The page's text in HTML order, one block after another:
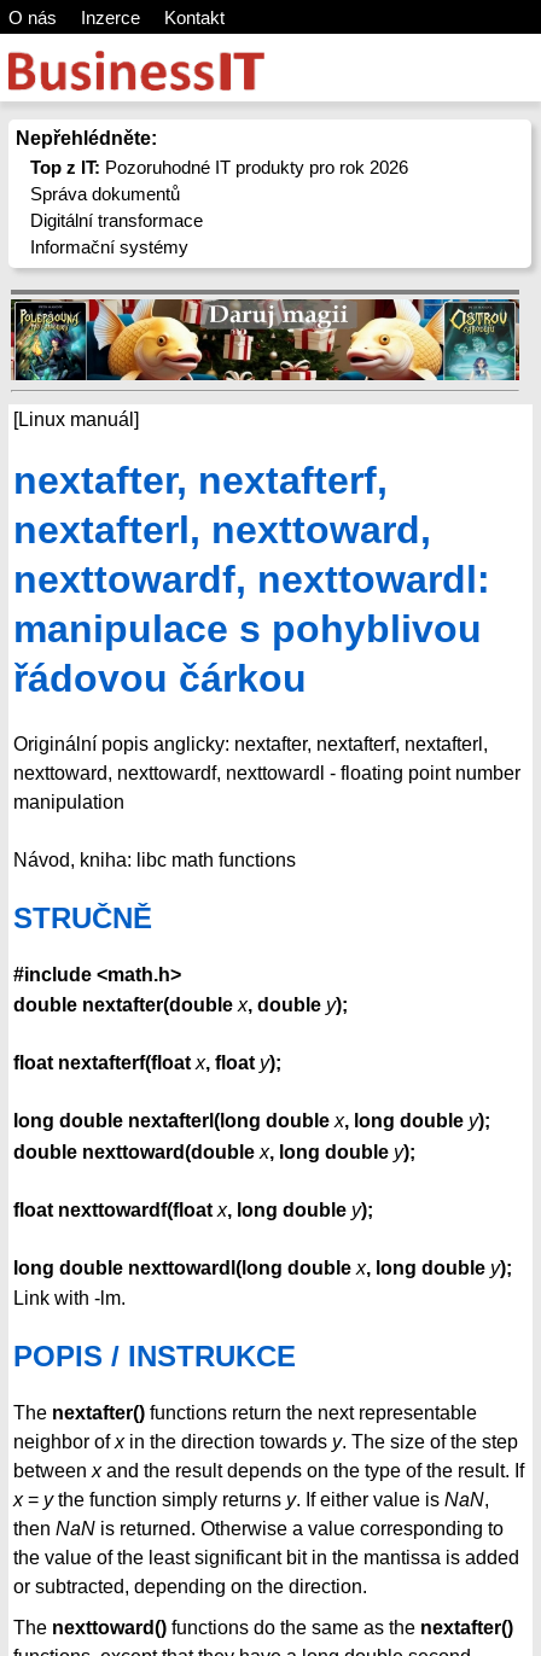
O nás Inzerce Kontakt
Nepřehlédněte:
Top z IT: Pozoruhodné IT produkty pro rok 2026
Správa dokumentů
Digitální transformace
Informační systémy
[Linux manuál]
nextafter, nextafterf,
nextafterl, nexttoward,
nexttowardf, nexttowardl:
manipulace s pohyblivou
řádovou čárkou
Originální popis anglicky: nextafter, nextafterf, nextafterl,
nexttoward, nexttowardf, nexttowardl - floating point number
manipulation
Návod, kniha: libc math functions
STRUČNĚ
#include <math.h>
double nextafter(double x, double y);
float nextafterf(float x, float y);
long double nextafterl(long double x, long double y);
double nexttoward(double x, long double y);
float nexttowardf(float x, long double y);
long double nexttowardl(long double x, long double y);
Link with -lm.
POPIS / INSTRUKCE
The nextafter() functions return the next representable
neighbor ofxin the direction towards y. The size of the step
between xand the result depends on the type of the result. If
x= ythe function simply returns y. If either value is NaN,
then NaN is returned. Otherwise a value corresponding to
the value of the least significant bit in the mantissa is added
or subtracted, depending on the direction.
The nexttoward() functions do the same as the nextafter()